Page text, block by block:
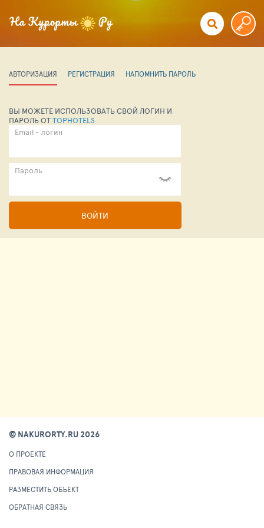
АВТОРИЗАЦИЯ РЕГИСТРАЦИЯ НАПОМНИТЬ ПАРОЛЬ
ВЫ МОЖЕТЕ ИСПОЛЬЗОВАТЬ СВОЙ ЛОГИН И
ПАРОЛЬ ОТTOPHOTELS
Email - логин
Пароль
ВОЙТИ
© NAKURORTY.RU 2026
О ПРОЕКТЕ
ПРАВОВАЯ ИНФОРМАЦИЯ
РАЗМЕСТИТЬ ОБЪЕКТ
ОБРАТНАЯ СВЯЗЬ